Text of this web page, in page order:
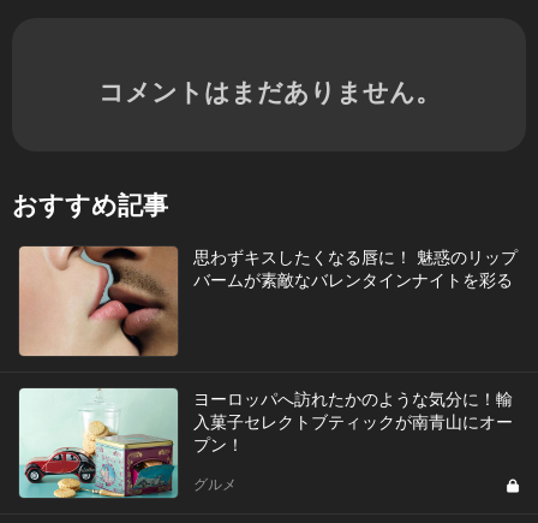
コメントはまだありません。
おすすめ記事
思わずキスしたくなる唇に！ 魅惑のリップ
バームが素敵なバレンタインナイトを彩る
ヨーロッパへ訪れたかのような気分に！輸
入菓子セレクトブティックが南青山にオー
プン！
グルメ